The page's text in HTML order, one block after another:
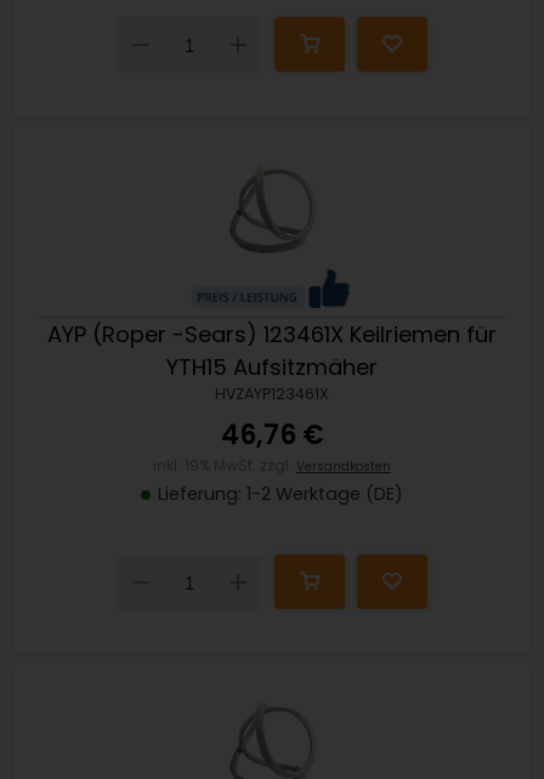
Down
AYP (Roper -Sears) 123461X Keilriemen für
YTH15 Aufsitzmäher
HVZAYP123461X
46,76 €
Versandkosten
Lieferung: 1-2 Werktage (DE)
Down